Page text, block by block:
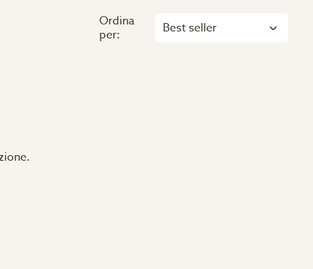
Ordina
per:
Best seller